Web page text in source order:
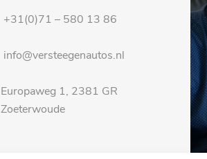
+31(0)71 – 580 13 86
info@versteegenautos.nl
Europaweg 1, 2381 GR
Zoeterwoude